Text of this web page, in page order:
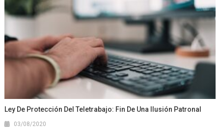
Ley De Protección Del Teletrabajo: Fin De Una Ilusión Patronal
03/08/2020